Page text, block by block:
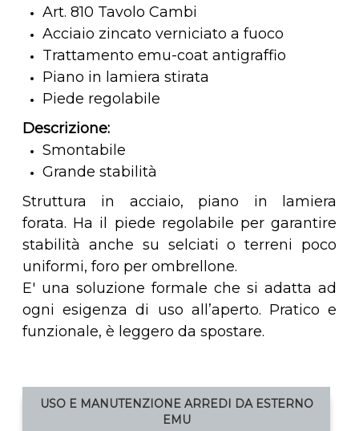
Art. 810 Tavolo Cambi
Acciaio zincato verniciato a fuoco
Trattamento emu-coat antigraffio
Piano in lamiera stirata
Piede regolabile
Descrizione:
Smontabile
Grande stabilità
Struttura in acciaio, piano in lamiera
forata. Ha il piede regolabile per garantire
stabilità anche su selciati o terreni poco
uniformi, foro per ombrellone.
E' una soluzione formale che si adatta ad
ogni esigenza di uso all’aperto. Pratico e
funzionale, è leggero da spostare.
USO E MANUTENZIONE ARREDI DA ESTERNO
EMU